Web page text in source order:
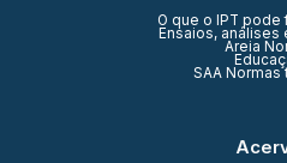
O que o IPT pode
Ensaios, análises
Areia
SAA Normas